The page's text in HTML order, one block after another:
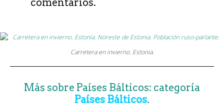
comentarios.
Carretera en invierno. Estonia.
Más sobre Países Bálticos: categoría
Países Bálticos.